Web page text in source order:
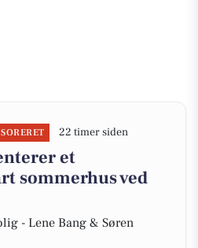
22 timer siden
et
sommerhus ved
- Lene Bang & Søren